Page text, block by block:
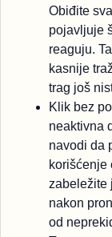
Obiđite
pojavljuje
reaguju.
kasnije
trag još
Klik bez
neaktivna
navodi da
korišćenje
zabeležite
nakon
od